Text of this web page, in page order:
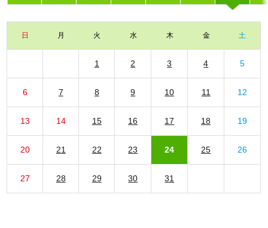
日 月 火 水 木 金 土
1 2 3 4 5
6 7 8 9 10 11 12
13 14 15 16 17 18 19
20 21 22 23 24 25 26
27 28 29 30 31